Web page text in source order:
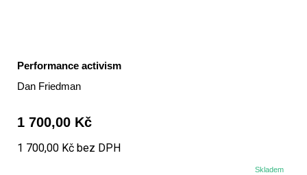
Performance activism
Dan Friedman
1 700,00 Kč
1 700,00 Kč bez DPH
Skladem